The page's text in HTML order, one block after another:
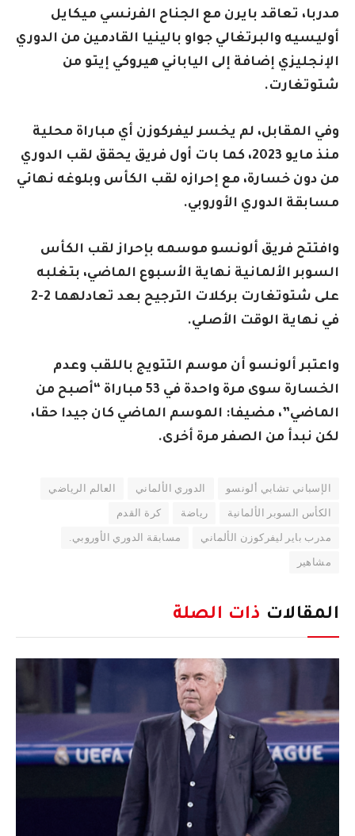
مدربا، تعاقد بايرن مع الجناح الفرنسي ميكايل
أوليسيه والبرتغالي جواو بالينيا القادمين من الدوري
الإنجليزي إضافة إلى الياباني هيروكي إيتو من
شتوتغارت.
وفي المقابل، لم يخسر ليفركوزن أي مباراة محلية
منذ مايو 2023، كما بات أول فريق يحقق لقب الدوري
من دون خسارة، مع إحرازه لقب الكأس وبلوغه نهائي
مسابقة الدوري الأوروبي.
وافتتح فريق ألونسو موسمه بإحراز لقب الكأس
السوبر الألمانية نهاية الأسبوع الماضي، بتغلبه
على شتوتغارت بركلات الترجيح بعد تعادلهما 2-2
في نهاية الوقت الأصلي.
واعتبر ألونسو أن موسم التتويج باللقب وعدم
الخسارة سوى مرة واحدة في 53 مباراة “أصبح من
الماضي”، مضيفا: الموسم الماضي كان جيدا حقا،
لكن نبدأ من الصفر مرة أخرى.
الإسباني تشابي ألونسو الدوري الألماني العالم الرياضي
الكأس السوبر الألمانية رياضة كرة القدم
مدرب باير ليفركوزن الألماني مسابقة الدوري الأوروبي.
مشاهير
المقالات ذات الصلة